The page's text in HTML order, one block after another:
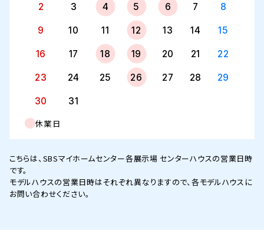
2 3 4 5 6 7 8
9 10 11 12 13 14 15
16 17 18 19 20 21 22
23 24 25 26 27 28 29
30 31
休業日
こちらは、SBSマイホームセンター各展示場 センターハウスの営業日時
です。
モデルハウスの営業日時はそれぞれ異なりますので、各モデルハウスに
お問い合わせください。